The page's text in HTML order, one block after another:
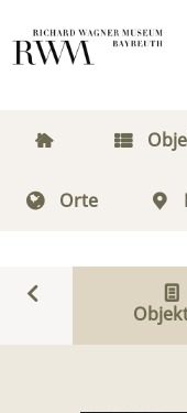
Orte